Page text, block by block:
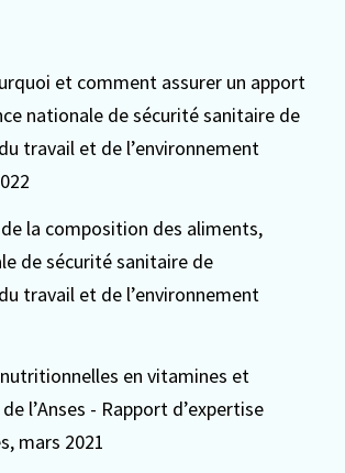
et comment assurer un apport
nationale de sécurité sanitaire de
travail et de l’environnement
de la composition des aliments,
de sécurité sanitaire de
travail et de l’environnement
en vitamines et
l’Anses - Rapport d’expertise
mars 2021